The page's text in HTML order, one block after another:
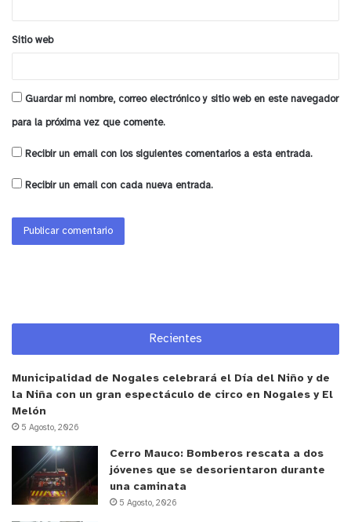
obtuvieron muy buenos resultados a nivel
productivo, además de un efecto beneficioso a
esta nueva alianza y sumar más socios que
recibirán este aporte.
y tú, ¿qué opinas?
Sitio web
Guardar mi nombre, correo electrónico y sitio web en este navegador
para la próxima vez que comente.
Recibir un email con los siguientes comentarios a esta entrada.
Recibir un email con cada nueva entrada.
Recientes
Municipalidad de Nogales celebrará el Día del Niño y de
la Niña con un gran espectáculo de circo en Nogales y El
Melón
5 Agosto, 2026
Cerro Mauco: Bomberos rescata a dos
jóvenes que se desorientaron durante
una caminata
5 Agosto, 2026